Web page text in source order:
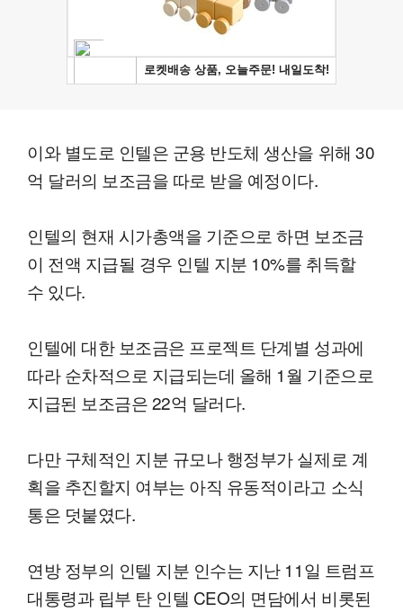
이와 별도로 인텔은 군용 반도체 생산을 위해 30
억 달러의 보조금을 따로 받을 예정이다.
인텔의 현재 시가총액을 기준으로 하면 보조금
이 전액 지급될 경우 인텔 지분 10%를 취득할
수 있다.
인텔에 대한 보조금은 프로젝트 단계별 성과에
따라 순차적으로 지급되는데 올해 1월 기준으로
지급된 보조금은 22억 달러다.
다만 구체적인 지분 규모나 행정부가 실제로 계
획을 추진할지 여부는 아직 유동적이라고 소식
통은 덧붙였다.
연방 정부의 인텔 지분 인수는 지난 11일 트럼프
대통령과 립부 탄 인텔 CEO의 면담에서 비롯된